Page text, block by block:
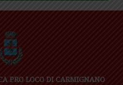
PRO LOCO DI CARMIGNANO